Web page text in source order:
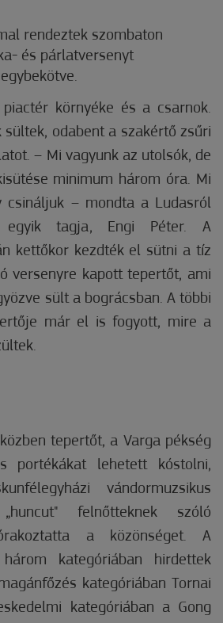
rendeztek szombaton
és párlatversenyt
környéke és a csarnok.
odabent a szakértő zsűri
– Mi vagyunk az utolsók, de
minimum három óra. Mi
csináljuk – mondta a Ludasról
egyik tagja, Engi Péter. A
kettőkor kezdték el sütni a tíz
versenyre kapott tepertőt, ami
sült a bográcsban. A többi
már el is fogyott, mire a
tepertőt, a Varga pékség
portékákat lehetett kóstolni,
vándormuzsikus
felnőtteknek szóló
a közönséget. A
három kategóriában hirdettek
kategóriában Tornai
kategóriában a Gong